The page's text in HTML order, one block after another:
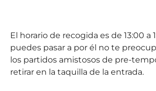
El horario de recogida es de 13:00 a
puedes pasar a por él no te
los partidos amistosos de pre-
retirar en la taquilla de la entrada.